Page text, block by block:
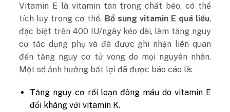
Vitamin E là vitamin tan trong chất béo, có thể
tích lũy trong cơ thể. Bổ sung vitamin E quá liều,
đặc biệt trên 400 IU/ngày kéo dài, làm tăng nguy
cơ tác dụng phụ và đã được ghi nhận liên quan
đến tăng nguy cơ tử vong do mọi nguyên nhân.
Một số ảnh hưởng bất lợi đã được báo cáo là:
Tăng nguy cơ rối loạn đông máu do vitamin E
đối kháng với vitamin K.